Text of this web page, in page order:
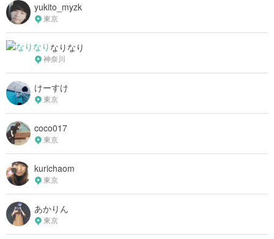
yukito_myzk
東京
なりなり
神奈川
けーすけ
東京
coco017
東京
kurichaom
東京
あかりん
東京